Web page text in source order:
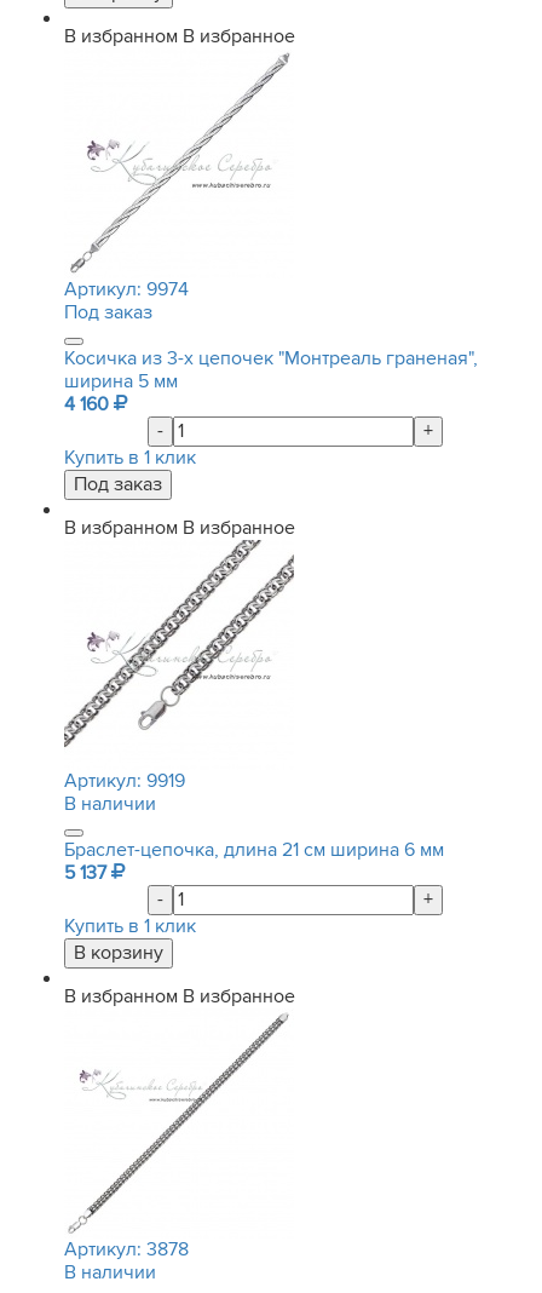
В избранном В избранное
Артикул: 9974
Под заказ
Косичка из 3-х цепочек "Монтреаль граненая",
ширина 5 мм
4 160
-
+
Купить в 1 клик
В избранном В избранное
Артикул: 9919
В наличии
Браслет-цепочка, длина 21 см ширина 6 мм
5 137
-
+
Купить в 1 клик
В избранном В избранное
Артикул: 3878
В наличии